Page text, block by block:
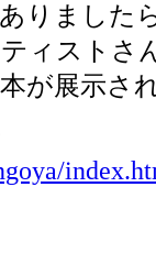
りました
ィストさ
が展示さ